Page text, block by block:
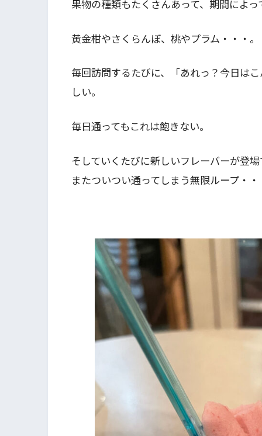
果物の種類もたくさんあって、期間によ
黄金柑やさくらんぼ、桃やプラム・・・。
毎回訪問するたびに、「あれっ？今日は
しい。
毎日通ってもこれは飽きない。
そしていくたびに新しいフレーバーが登
またついつい通ってしまう無限ループ・